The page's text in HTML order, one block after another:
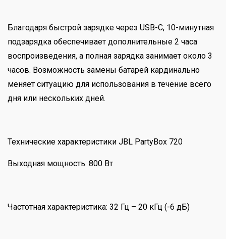
Благодаря быстрой зарядке через USB-C, 10-минутная
подзарядка обеспечивает дополнительные 2 часа
воспроизведения, а полная зарядка занимает около 3
часов. Возможность замены батарей кардинально
меняет ситуацию для использования в течение всего
дня или нескольких дней.
Технические характеристики JBL PartyBox 720
Выходная мощность: 800 Вт
Частотная характеристика: 32 Гц – 20 кГц (-6 дБ)